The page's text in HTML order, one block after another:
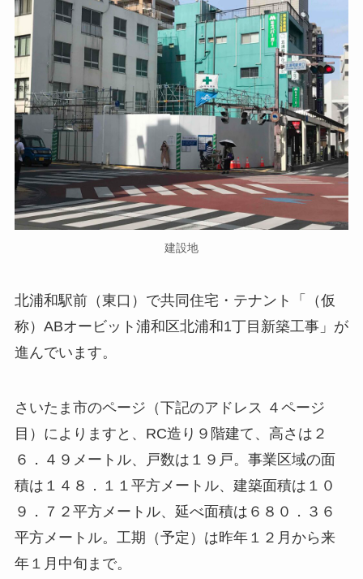
建設地
北浦和駅前（東口）で共同住宅・テナント「（仮
称）ABオービット浦和区北浦和1丁目新築工事」が
進んでいます。
さいたま市のページ（下記のアドレス ４ページ
目）によりますと、RC造り９階建て、高さは２
６．４９メートル、戸数は１９戸。事業区域の面
積は１４８．１１平方メートル、建築面積は１０
９．７２平方メートル、延べ面積は６８０．３６
平方メートル。工期（予定）は昨年１２月から来
年１月中旬まで。